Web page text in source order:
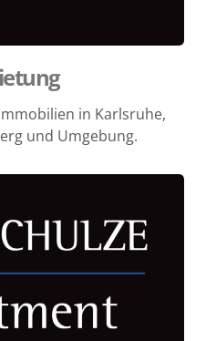
in Karlsruhe,
und Umgebung.